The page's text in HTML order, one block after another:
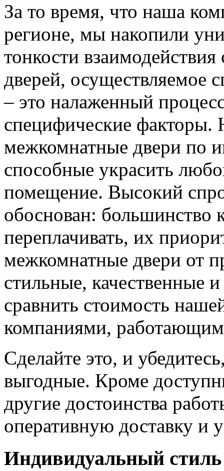
За то время, что наша
регионе, мы накопили
тонкости
дверей, осуществляемое
– это налаженный
специфические
межкомнатные двери по
способные украсить
помещение. Высокий
обоснован: большинство
переплачивать, их
межкомнатные двери от
стильные, качественные
сравнить стоимость
компаниями,
Сделайте это, и
выгодные. Кроме
другие достоинства
оперативную доставку и
Индивидуальный стиль